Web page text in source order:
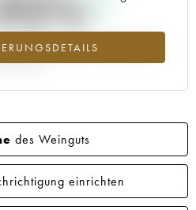
im Jahr 2026 im Vergleich zum
des Weinguts
einrichten